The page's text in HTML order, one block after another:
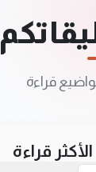
قراءة
الأكثر قراءة